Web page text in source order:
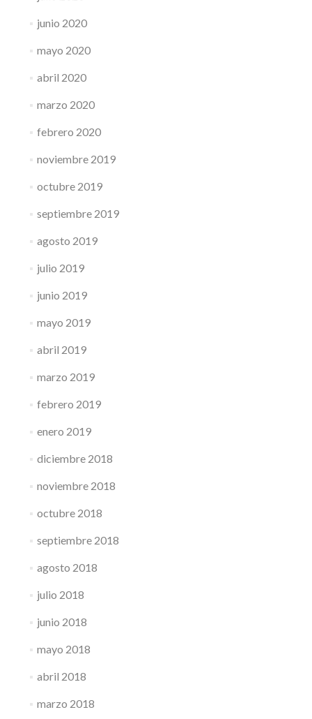
junio 2020
mayo 2020
abril 2020
marzo 2020
febrero 2020
noviembre 2019
octubre 2019
septiembre 2019
agosto 2019
julio 2019
junio 2019
mayo 2019
abril 2019
marzo 2019
febrero 2019
enero 2019
diciembre 2018
noviembre 2018
octubre 2018
septiembre 2018
agosto 2018
julio 2018
junio 2018
mayo 2018
abril 2018
marzo 2018